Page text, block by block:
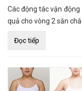
Các động tác vận
quả cho vòng 2 săn
Đọc tiếp